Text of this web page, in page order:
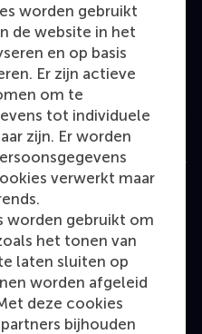
worden gebruikt
de website in het
en op basis
Er zijn actieve
om te
tot individuele
zijn. Er worden
verwerkt maar
worden gebruikt om
het tonen van
laten sluiten op
worden afgeleid
deze cookies
bijhouden